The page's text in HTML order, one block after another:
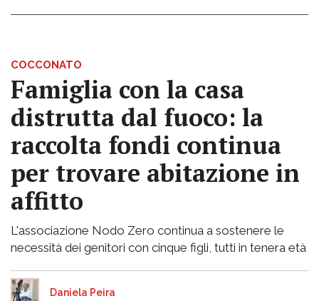
COCCONATO
Famiglia con la casa
distrutta dal fuoco: la
raccolta fondi continua
per trovare abitazione in
affitto
L'associazione Nodo Zero continua a sostenere le
necessità dei genitori con cinque figli, tutti in tenera età
Daniela Peira